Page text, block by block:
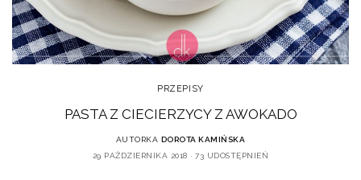
PRZEPISY
PASTA Z CIECIERZYCY Z AWOKADO
AUTORKA DOROTA KAMIŃSKA
29 PAŹDZIERNIKA 2018
73 UDOSTĘPNIEŃ